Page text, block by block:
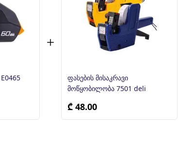
ფასების მისაკრავი
მოწყობილობა 7501 deli
₾ 48.00